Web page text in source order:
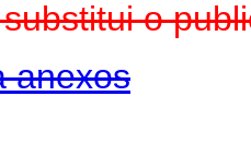
o
anexos